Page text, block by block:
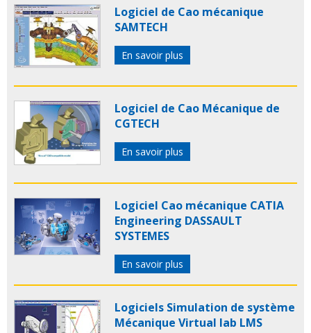
Logiciel de Cao mécanique
SAMTECH
En savoir plus
Logiciel de Cao Mécanique de
CGTECH
En savoir plus
Logiciel Cao mécanique CATIA
Engineering DASSAULT
SYSTEMES
En savoir plus
Logiciels Simulation de système
Mécanique Virtual lab LMS